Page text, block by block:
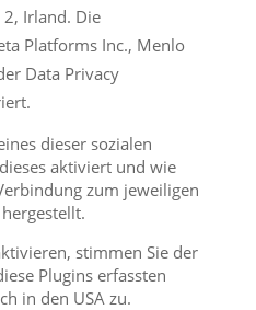
Irland. Die
Platforms Inc., Menlo
Data Privacy
dieser sozialen
aktiviert und wie
zum jeweiligen
stimmen Sie der
Plugins erfassten
in den USA zu.